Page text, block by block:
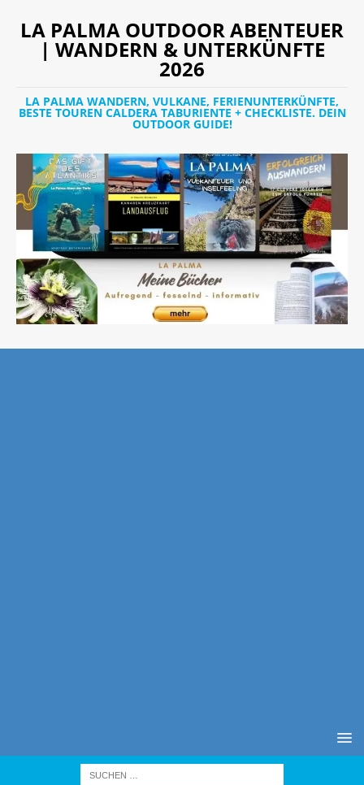
LA PALMA OUTDOOR ABENTEUER
| WANDERN & UNTERKÜNFTE
2026
LA PALMA WANDERN, VULKANE, FERIENUNTERKÜNFTE,
BESTE TOUREN CALDERA TABURIENTE + CHECKLISTE. DEIN
OUTDOOR GUIDE!